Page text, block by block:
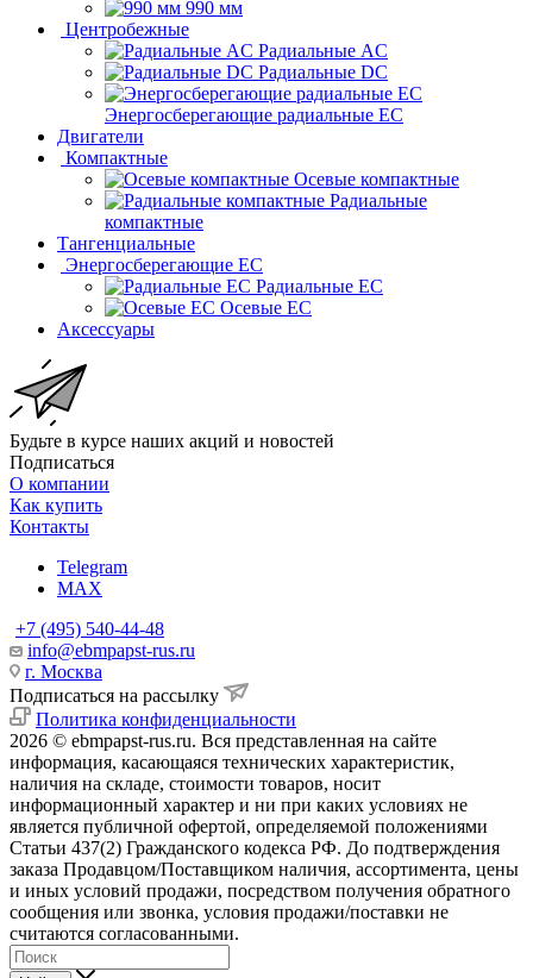
990 мм
Центробежные
Радиальные AC
Радиальные DC
Энергосберегающие радиальные EC
Двигатели
Компактные
Осевые компактные
Радиальные
компактные
Тангенциальные
Энергосберегающие EC
Радиальные EC
Осевые EC
Аксессуары
Будьте в курсе наших акций и новостей
Подписаться
О компании
Как купить
Контакты
Telegram
MAX
+7 (495) 540-44-48
info@ebmpapst-rus.ru
г. Москва
Подписаться на рассылку
Политика конфиденциальности
2026 © ebmpapst-rus.ru. Вся представленная на сайте
информация, касающаяся технических характеристик,
наличия на складе, стоимости товаров, носит
информационный характер и ни при каких условиях не
является публичной офертой, определяемой положениями
Статьи 437(2) Гражданского кодекса РФ. До подтверждения
заказа Продавцом/Поставщиком наличия, ассортимента, цены
и иных условий продажи, посредством получения обратного
сообщения или звонка, условия продажи/поставки не
считаются согласованными.